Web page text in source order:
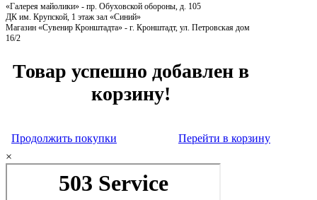
«Галерея майолики» - пр. Обуховской обороны, д. 105
ДК им. Крупской, 1 этаж зал «Синий»
Магазин «Сувенир Кронштадта» - г. Кронштадт, ул. Петровская дом
16/2
Товар успешно добавлен в
корзину!
Продолжить покупки
Перейти в корзину
×